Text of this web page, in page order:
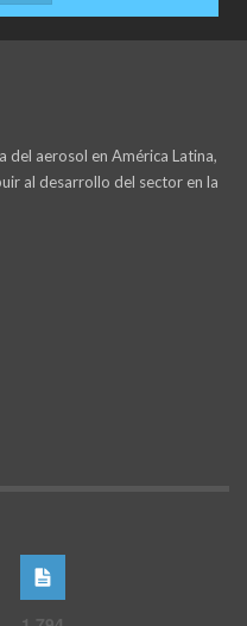
del aerosol en América Latina,
al desarrollo del sector en la